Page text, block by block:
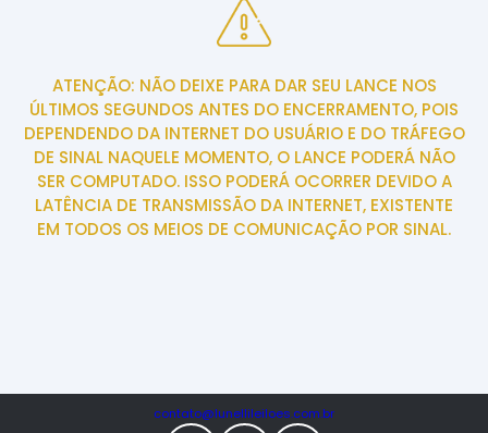
ATENÇÃO: NÃO DEIXE PARA DAR SEU LANCE NOS
ÚLTIMOS SEGUNDOS ANTES DO ENCERRAMENTO, POIS
DEPENDENDO DA INTERNET DO USUÁRIO E DO TRÁFEGO
DE SINAL NAQUELE MOMENTO, O LANCE PODERÁ NÃO
SER COMPUTADO. ISSO PODERÁ OCORRER DEVIDO A
LATÊNCIA DE TRANSMISSÃO DA INTERNET, EXISTENTE
EM TODOS OS MEIOS DE COMUNICAÇÃO POR SINAL.
contato@lunellileiloes.com.br